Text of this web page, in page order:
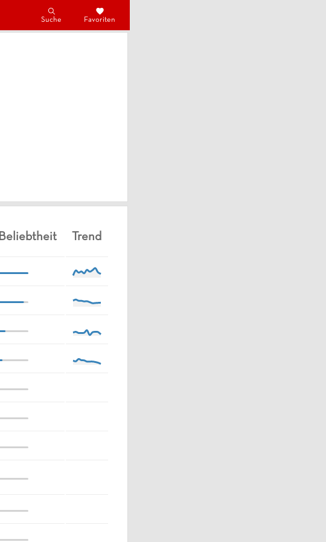
Suche Favoriten
Beliebtheit Trend